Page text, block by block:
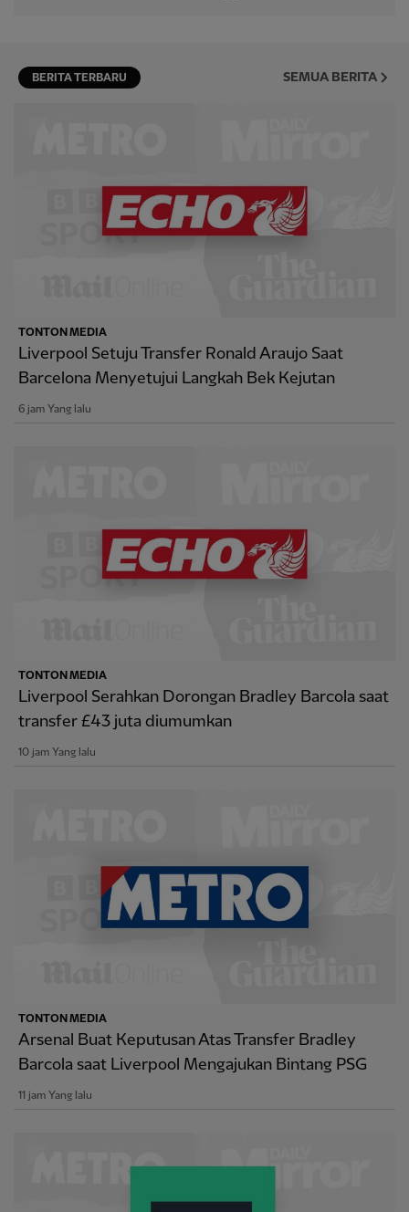
BERITA TERBARU SEMUA BERITA
TONTON MEDIA
Liverpool Setuju Transfer Ronald Araujo Saat
Barcelona Menyetujui Langkah Bek Kejutan
6 jam Yang lalu
TONTON MEDIA
Liverpool Serahkan Dorongan Bradley Barcola saat
transfer £43 juta diumumkan
10 jam Yang lalu
TONTON MEDIA
Arsenal Buat Keputusan Atas Transfer Bradley
Barcola saat Liverpool Mengajukan Bintang PSG
11 jam Yang lalu